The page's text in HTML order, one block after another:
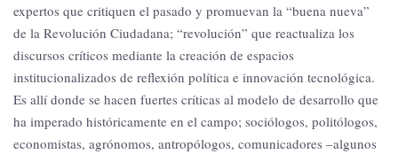
expertos que critiquen el pasado y promuevan la “buena nueva”
de la Revolución Ciudadana; “revolución” que reactualiza los
discursos críticos mediante la creación de espacios
institucionalizados de reflexión política e innovación tecnológica.
Es allí donde se hacen fuertes críticas al modelo de desarrollo que
ha imperado históricamente en el campo; sociólogos, politólogos,
economistas, agrónomos, antropólogos, comunicadores –algunos